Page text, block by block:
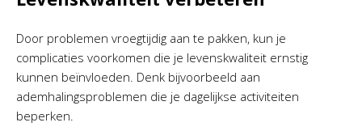
Door problemen vroegtijdig aan te pakken, kun je
complicaties voorkomen die je levenskwaliteit ernstig
kunnen beïnvloeden. Denk bijvoorbeeld aan
ademhalingsproblemen die je dagelijkse activiteiten
beperken.